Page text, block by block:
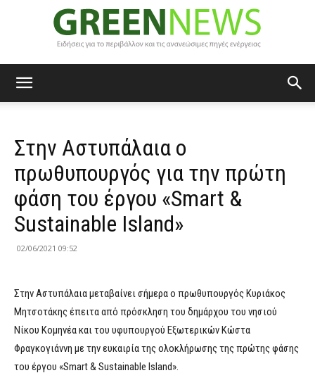
News
Στην Αστυπάλαια ο
πρωθυπουργός για την πρώτη
φάση του έργου «Smart &
Sustainable Island»
02/06/2021 09:52
Στην Αστυπάλαια μεταβαίνει σήμερα ο πρωθυπουργός Κυριάκος
Μητσοτάκης έπειτα από πρόσκληση του δημάρχου του νησιού
Νίκου Κομηνέα και του υφυπουργού Εξωτερικών Κώστα
Φραγκογιάννη με την ευκαιρία της ολοκλήρωσης της πρώτης φάσης
του έργου «Smart & Sustainable Island».